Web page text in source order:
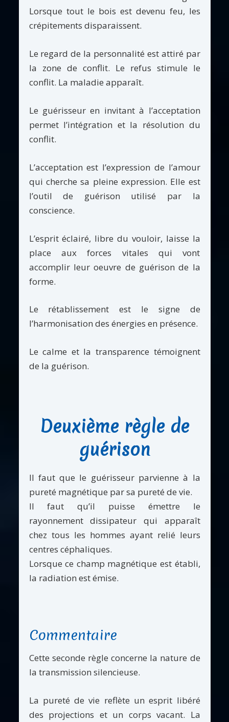
Lorsque tout le bois est devenu feu, les
crépitements disparaissent.
Le regard de la personnalité est attiré par
la zone de conflit. Le refus stimule le
conflit. La maladie apparaît.
Le guérisseur en invitant à l’acceptation
permet l’intégration et la résolution du
conflit.
L’acceptation est l’expression de l’amour
qui cherche sa pleine expression. Elle est
l’outil de guérison utilisé par la
conscience.
L’esprit éclairé, libre du vouloir, laisse la
place aux forces vitales qui vont
accomplir leur oeuvre de guérison de la
forme.
Le rétablissement est le signe de
l’harmonisation des énergies en présence.
Le calme et la transparence témoignent
de la guérison.
Deuxième règle de
guérison
Il faut que le guérisseur parvienne à la
pureté magnétique par sa pureté de vie.
Il faut qu’il puisse émettre le
rayonnement dissipateur qui apparaît
chez tous les hommes ayant relié leurs
centres céphaliques.
Lorsque ce champ magnétique est établi,
la radiation est émise.
Commentaire
Cette seconde règle concerne la nature de
la transmission silencieuse.
La pureté de vie reflète un esprit libéré
des projections et un corps vacant. La